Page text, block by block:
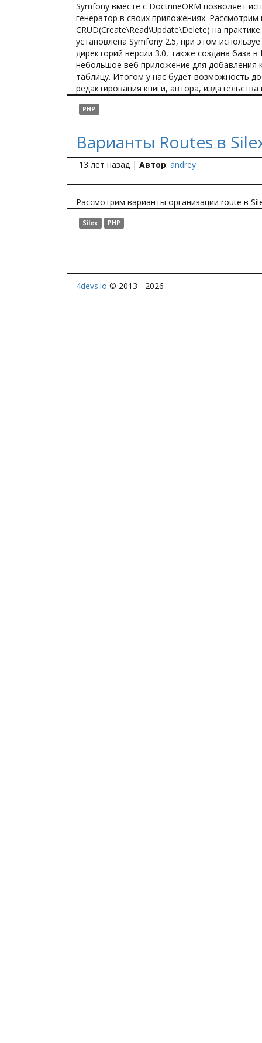
Symfony вместе с DoctrineORM позволяет
генератор в своих приложениях. Рассмотрим
CRUD(Create\Read\Update\Delete) на
установлена Symfony 2.5, при этом
директорий версии 3.0, также создана база
небольшое веб приложение для добавления
таблицу. Итогом у нас будет возможность
редактирования книги, автора, издательства
PHP
Варианты Routes в
13 лет назад | Автор: andrey
Рассмотрим варианты организации route в
Silex PHP
4devs.io © 2013 - 2026